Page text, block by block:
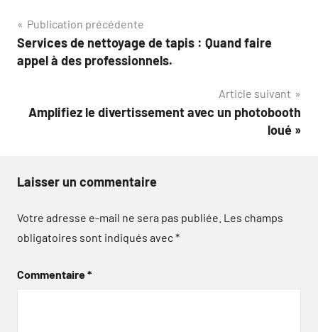
Navigation
de
Publication précédente
Services de nettoyage de tapis : Quand faire
appel à des professionnels.
Article suivant
Amplifiez le divertissement avec un photobooth
loué »
Laisser un commentaire
Votre adresse e-mail ne sera pas publiée. Les champs
obligatoires sont indiqués avec*
Commentaire*